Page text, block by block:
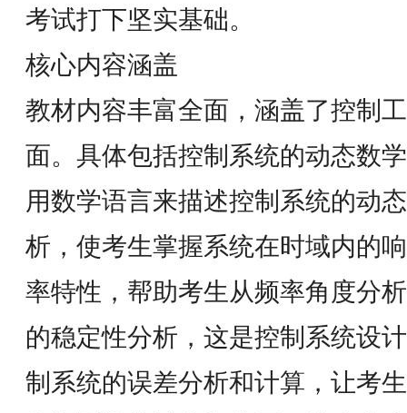
考试打下坚实基础。
核心内容涵盖
教材内容丰富全面，涵盖了控制
面。具体包括控制系统的动态数
用数学语言来描述控制系统的动
析，使考生掌握系统在时域内的
率特性，帮助考生从频率角度分
的稳定性分析，这是控制系统设
制系统的误差分析和计算，让考